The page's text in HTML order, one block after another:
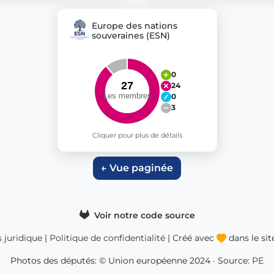
Europe des nations
souveraines (ESN)
0
24
0
3
Cliquer pour plus de détails
← Vue paginée
Voir notre code source
juridique | Politique de confidentialité | Créé avec dans le
Photos des députés: © Union européenne 2024 · Source: PE